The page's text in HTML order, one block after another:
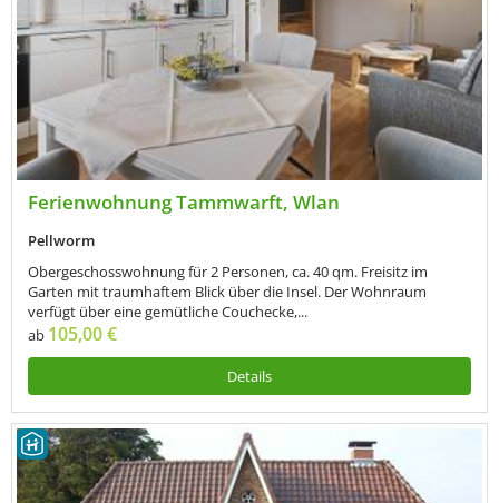
Ferienwohnung Tammwarft, Wlan
Pellworm
Obergeschosswohnung für 2 Personen, ca. 40 qm. Freisitz im
Garten mit traumhaftem Blick über die Insel. Der Wohnraum
verfügt über eine gemütliche Couchecke,...
ab 105,00 €
Details